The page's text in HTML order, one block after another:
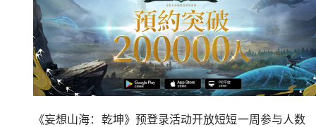
《妄想山海：乾坤》预登录活动开放短短一周参与人数